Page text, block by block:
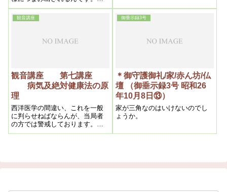
由自在に力がありますから、ま
たなお悪くなければ、キュッと
止(と)めちゃいますからね。
観音講座
観音講座 第七講座
病気及絶対健康法の原
理
西洋医学の間違い、これを一般
に判らせねばならんが、当局者
の方では警戒しております。西
洋医学の外はなく、これ以外に
といってそれを見ておられな
御垂示録3号
＊御守護御礼/家/赤ん坊/仏
壇 （御垂示録3号 昭和26
年10月8日⑬）
家が三角なのはいけないのでし
ょうか。